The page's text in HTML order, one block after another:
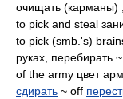
очищать (карманы) ;
to pick and steal
to pick (smb.'s)
руках, перебирать
of the army цвет
сдирать ~ off